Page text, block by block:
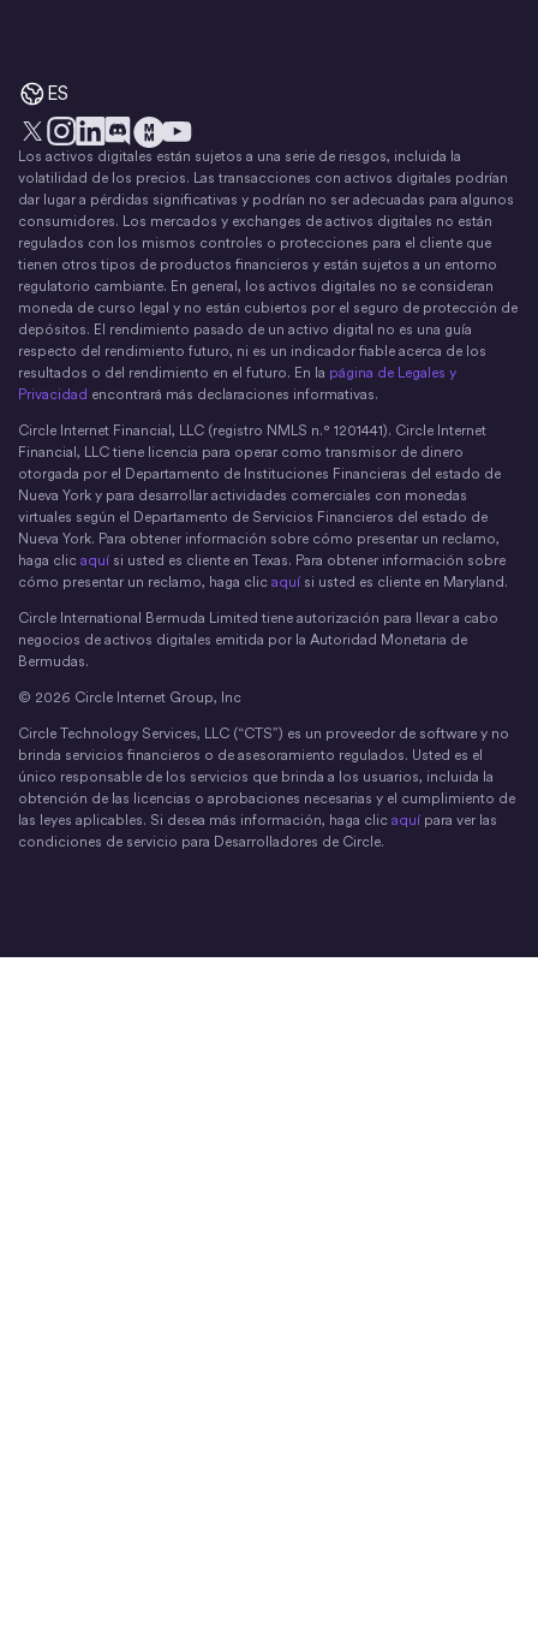
ES
X Instagram
LinkedIn
DiscordEl movimiento del dinero
YouTube
Los activos digitales están sujetos a una serie de riesgos, incluida la
volatilidad de los precios. Las transacciones con activos digitales podrían
dar lugar a pérdidas significativas y podrían no ser adecuadas para algunos
consumidores. Los mercados y exchanges de activos digitales no están
regulados con los mismos controles o protecciones para el cliente que
tienen otros tipos de productos financieros y están sujetos a un entorno
regulatorio cambiante. En general, los activos digitales no se consideran
moneda de curso legal y no están cubiertos por el seguro de protección de
depósitos. El rendimiento pasado de un activo digital no es una guía
respecto del rendimiento futuro, ni es un indicador fiable acerca de los
resultados o del rendimiento en el futuro. En la página de Legales y
Privacidad encontrará más declaraciones informativas.
Circle Internet Financial, LLC (registro NMLS n.° 1201441). Circle Internet
Financial, LLC tiene licencia para operar como transmisor de dinero
otorgada por el Departamento de Instituciones Financieras del estado de
Nueva York y para desarrollar actividades comerciales con monedas
virtuales según el Departamento de Servicios Financieros del estado de
Nueva York. Para obtener información sobre cómo presentar un reclamo,
haga clic aquí si usted es cliente en Texas. Para obtener información sobre
cómo presentar un reclamo, haga clic aquí si usted es cliente en Maryland.
Circle International Bermuda Limited tiene autorización para llevar a cabo
negocios de activos digitales emitida por la Autoridad Monetaria de
Bermudas.
© 2026 Circle Internet Group, Inc
Circle Technology Services, LLC (“CTS”) es un proveedor de software y no
brinda servicios financieros o de asesoramiento regulados. Usted es el
único responsable de los servicios que brinda a los usuarios, incluida la
obtención de las licencias o aprobaciones necesarias y el cumplimiento de
las leyes aplicables. Si desea más información, haga clic aquí para ver las
condiciones de servicio para Desarrolladores de Circle.